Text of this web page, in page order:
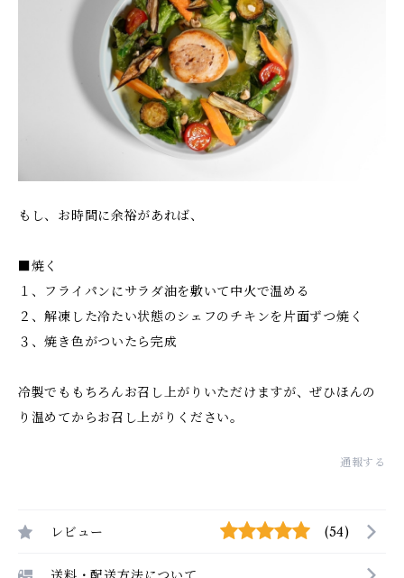
もし、お時間に余裕があれば、
■焼く
１、フライパンにサラダ油を敷いて中火で温める
２、解凍した冷たい状態のシェフのチキンを片面ずつ焼く
３、焼き色がついたら完成
冷製でももちろんお召し上がりいただけますが、ぜひほんの
り温めてからお召し上がりください。
通報する
レビュー (54)